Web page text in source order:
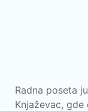
Radna poseta
Knjaževac,